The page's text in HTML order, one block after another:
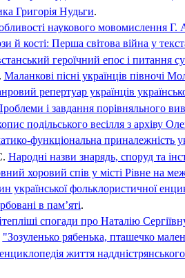
Григорія Нудьги.
наукового мовомислення Г.
й кості: Перша світова війна у
героїчний епос і питання
Маланкові пісні українців півночі
репертуар українців
і завдання порівняльного
подільського весілля з архіву
функціональна приналежність
Народні назви знарядь, споруд та
хоровий спів у місті Рівне на
української фольклористичної
в пам’яті.
спогади про Наталію
"Зозуленько рябенька, пташечко
життя